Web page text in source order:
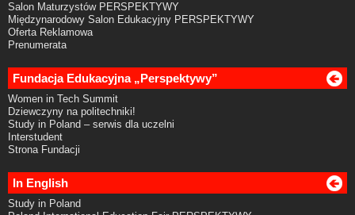
Salon Maturzystów PERSPEKTYWY
Międzynarodowy Salon Edukacyjny PERSPEKTYWY
Oferta Reklamowa
Prenumerata
Fundacja Edukacyjna „Perspektywy”
Women in Tech Summit
Dziewczyny na politechniki!
Study in Poland – serwis dla uczelni
Interstudent
Strona Fundacji
In English
Study in Poland